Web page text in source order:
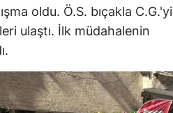
oldu. Ö.S. bıçakla C.G.'yi
ulaştı. İlk müdahalenin